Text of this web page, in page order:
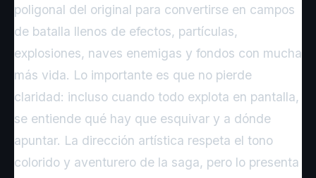
poligonal del original para convertirse en campos
de batalla llenos de efectos, partículas,
explosiones, naves enemigas y fondos con mucha
más vida. Lo importante es que no pierde
claridad: incluso cuando todo explota en pantalla,
se entiende qué hay que esquivar y a dónde
apuntar. La dirección artística respeta el tono
colorido y aventurero de la saga, pero lo presenta